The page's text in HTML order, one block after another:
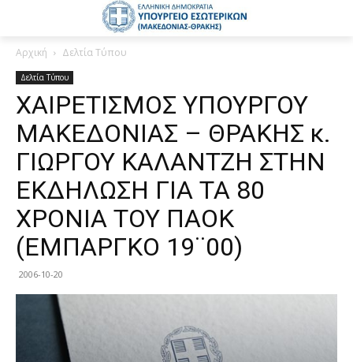
Αρχική Δελτία Τύπου
Δελτία Τύπου
ΧΑΙΡΕΤΙΣΜΟΣ ΥΠΟΥΡΓΟΥ
ΜΑΚΕΔΟΝΙΑΣ – ΘΡΑΚΗΣ κ.
ΓΙΩΡΓΟΥ ΚΑΛΑΝΤΖΗ ΣΤΗΝ
ΕΚΔΗΛΩΣΗ ΓΙΑ ΤΑ 80
ΧΡΟΝΙΑ ΤΟΥ ΠΑΟΚ
(ΕΜΠΑΡΓΚΟ 19¨00)
2006-10-20